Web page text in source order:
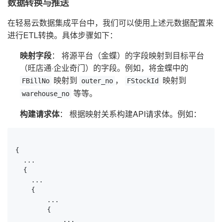
数据转换与推送
在轻易云数据集成平台中，我们可以使用上述元数据配置来
进行ETL转换。具体步骤如下：
映射字段： 将源平台（金蝶）的字段映射到目标平台
（旺店通·企业奇门）的字段。例如，将金蝶中的
FBillNo 映射到 outer_no ， FStockId 映射到
warehouse_no 等等。
构建请求体： 根据映射关系构建API请求体。例如：
{
  ...
  {
    ...
    {
        ...
        {
            ...